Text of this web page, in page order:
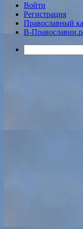
Войти
Регистрация
Православный
В-